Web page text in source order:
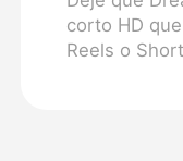
corto HD
Reels o